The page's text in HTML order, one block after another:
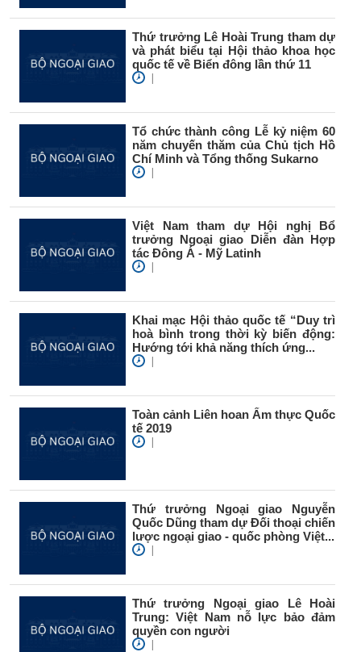
Thứ trưởng Lê Hoài Trung tham dự
và phát biểu tại Hội thảo khoa học
quốc tế về Biển đông lần thứ 11
|
Tổ chức thành công Lễ kỷ niệm 60
năm chuyến thăm của Chủ tịch Hồ
Chí Minh và Tổng thống Sukarno
|
Việt Nam tham dự Hội nghị Bổ
trưởng Ngoại giao Diễn đàn Hợp
tác Đông Á - Mỹ Latinh
|
Khai mạc Hội thảo quốc tế “Duy trì
hoà bình trong thời kỳ biến động:
Hướng tới khả năng thích ứng...
|
Toàn cảnh Liên hoan Ẩm thực Quốc
tế 2019
|
Thứ trưởng Ngoại giao Nguyễn
Quốc Dũng tham dự Đối thoại chiến
lược ngoại giao - quốc phòng Việt...
|
Thứ trưởng Ngoại giao Lê Hoài
Trung: Việt Nam nỗ lực bảo đảm
quyền con người
|